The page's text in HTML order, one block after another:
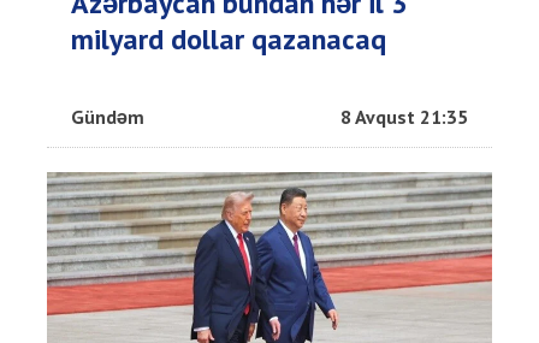
milyard dollar qazanacaq
Gündəm 8 Avqust 21:35